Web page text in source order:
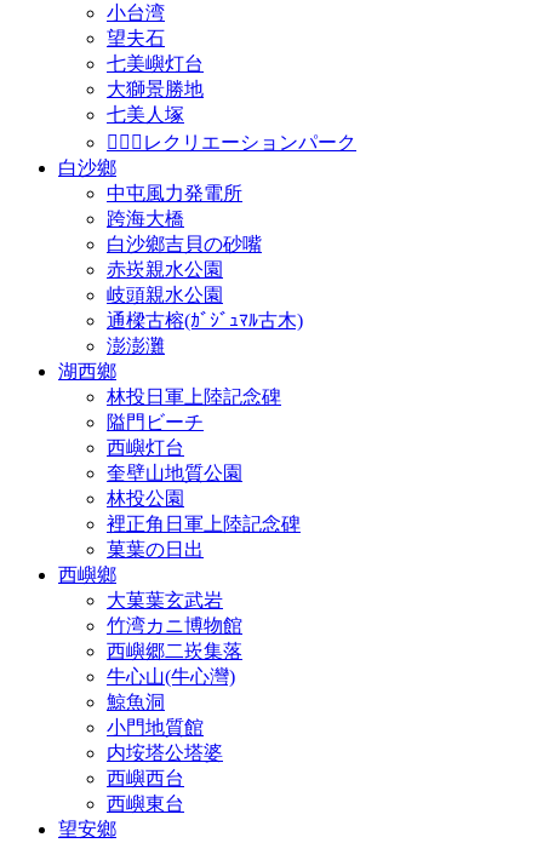
小台湾
望夫石
七美嶼灯台
大獅景勝地
七美人塚
𩵺鯉湾レクリエーションパーク
白沙鄉
中屯風力発電所
跨海大橋
白沙鄉吉貝の砂嘴
赤崁親水公園
岐頭親水公園
通樑古榕(ｶﾞｼﾞｭﾏﾙ古木)
澎澎灘
湖西鄉
林投日軍上陸記念碑
隘門ビーチ
西嶼灯台
奎壁山地質公園
林投公園
裡正角日軍上陸記念碑
菓葉の日出
西嶼鄉
大菓葉玄武岩
竹湾カニ博物館
西嶼郷二崁集落
牛心山(牛心灣)
鯨魚洞
小門地質館
内垵塔公塔婆
西嶼西台
西嶼東台
望安鄉